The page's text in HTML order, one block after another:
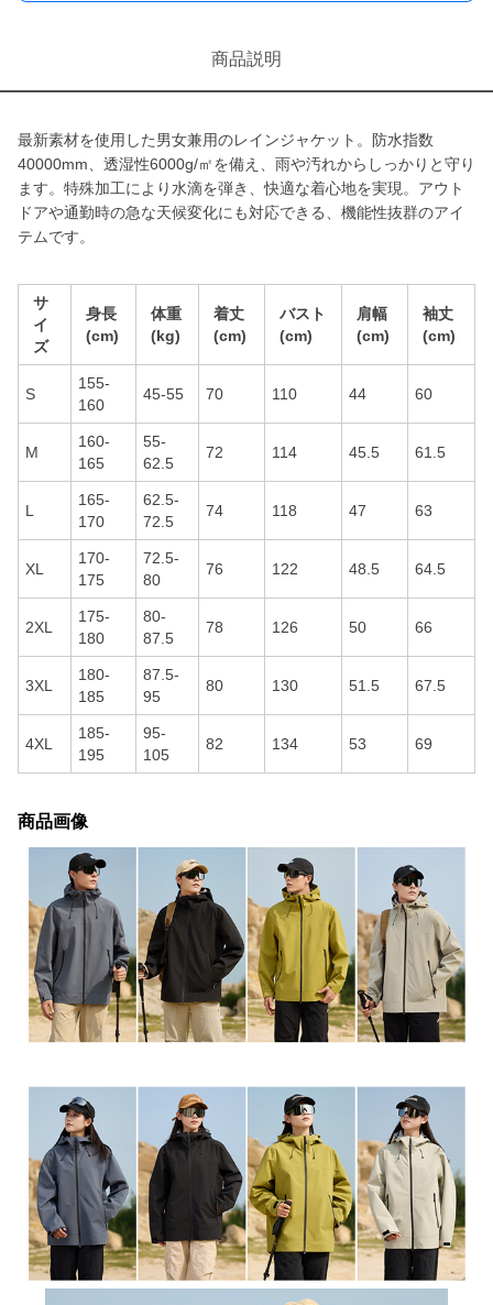
商品説明
最新素材を使用した男女兼用のレインジャケット。防水指数
40000mm、透湿性6000g/㎡を備え、雨や汚れからしっかりと守り
ます。特殊加工により水滴を弾き、快適な着心地を実現。アウト
ドアや通勤時の急な天候変化にも対応できる、機能性抜群のアイ
テムです。
サ
イ
ズ
身長
(cm)
体重
(kg)
着丈
(cm)
バスト
(cm)
肩幅
(cm)
袖丈
(cm)
S
155-
160
45-55 70 110 44 60
M
160-
165
55-
62.5
72 114 45.5 61.5
L
165-
170
62.5-
72.5
74 118 47 63
XL
170-
175
72.5-
80
76 122 48.5 64.5
2XL
175-
180
80-
87.5
78 126 50 66
3XL
180-
185
87.5-
95
80 130 51.5 67.5
4XL
185-
195
95-
105
82 134 53 69
商品画像